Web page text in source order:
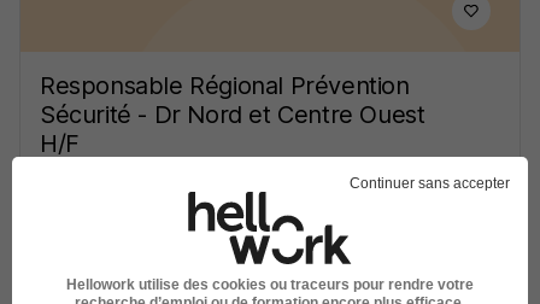
Responsable Régional Prévention
Sécurité - Dr Nord et Centre Ouest
H/F
CDI 44 200 - 49 400 € / an
Voir l’offre
Continuer sans accepter
Hellowork utilise des cookies ou traceurs pour rendre votre